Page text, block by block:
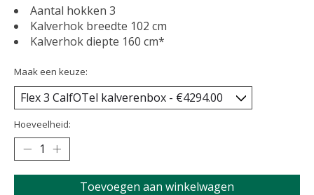
Aantal hokken 3
Kalverhok breedte 102 cm
Kalverhok diepte 160 cm*
Maak een keuze:
Hoeveelheid:
Toevoegen aan winkelwagen